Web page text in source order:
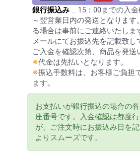
銀行振込み … 15：00までの入
～翌営業日内の発送となります
る場合は事前にご連絡いたしま
メールにてお振込先を記載致し
ご入金を確認次第、商品を発送
※代金は先払いとなります。
※振込手数料は、お客様ご負担
ます。
お支払いが銀行振込の場合の
座番号です。入金確認は都度
が、ご注文時にお振込み日を
よりスムーズです。